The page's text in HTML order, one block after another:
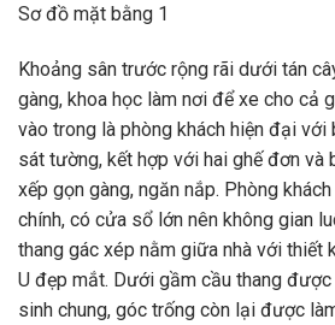
Sơ đồ mặt bằng 1
Khoảng sân trước rộng rãi dưới tán
gàng, khoa học làm nơi để xe cho cả
vào trong là phòng khách hiện đại
sát tường, kết hợp với hai ghế đơn và
xếp gọn gàng, ngăn nắp. Phòng
chính, có cửa sổ lớn nên không gian
thang gác xép nằm giữa nhà với thiết
U đẹp mắt. Dưới gầm cầu thang
sinh chung, góc trống còn lại được